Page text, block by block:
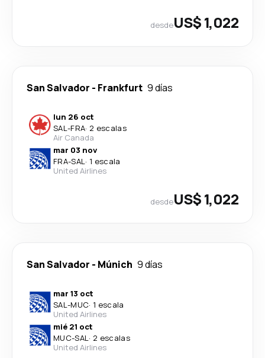
desdeUS$ 1,022
San Salvador - Frankfurt 9 días
lun 26 oct
SAL-FRA· 2 escalas
Air Canada
mar 03 nov
FRA-SAL· 1 escala
United Airlines
desdeUS$ 1,022
San Salvador - Múnich 9 días
mar 13 oct
SAL-MUC· 1 escala
United Airlines
mié 21 oct
MUC-SAL· 2 escalas
United Airlines